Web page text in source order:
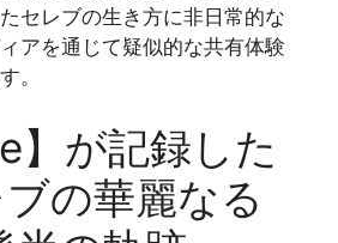
セレブの生き方に非日常的な
アを通じて疑似的な共有体験
。
】が記録した
の華麗なる